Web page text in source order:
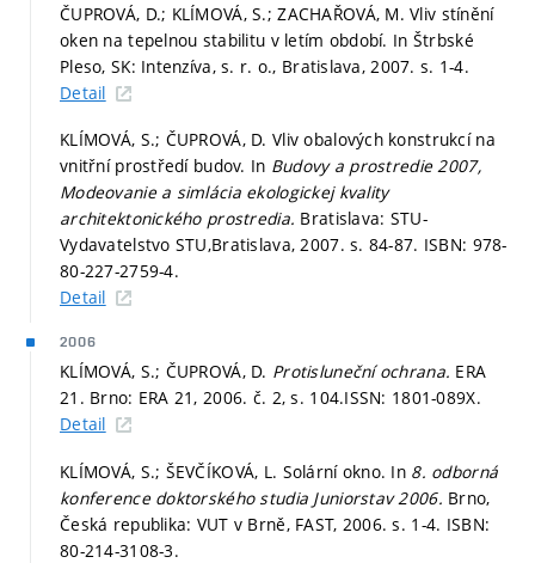
ČUPROVÁ, D.; KLÍMOVÁ, S.; ZACHAŘOVÁ, M. Vliv stínění
oken na tepelnou stabilitu v letím období. In Štrbské
Pleso, SK: Intenzíva, s. r. o., Bratislava, 2007. s. 1-4.
Detail
KLÍMOVÁ, S.; ČUPROVÁ, D. Vliv obalových konstrukcí na
vnitřní prostředí budov. In Budovy a prostredie 2007,
Modeovanie a simlácia ekologickej kvality
architektonického prostredia. Bratislava: STU-
Vydavatelstvo STU,Bratislava, 2007.s. 84-87. ISBN: 978-
80-227-2759-4.
Detail
2006
KLÍMOVÁ, S.; ČUPROVÁ, D. Protisluneční ochrana. ERA
21. Brno: ERA 21, 2006. č. 2,s. 104.ISSN: 1801-089X.
Detail
KLÍMOVÁ, S.; ŠEVČÍKOVÁ, L. Solární okno. In 8. odborná
konference doktorského studia Juniorstav 2006. Brno,
Česká republika: VUT v Brně, FAST, 2006.s. 1-4. ISBN:
80-214-3108-3.